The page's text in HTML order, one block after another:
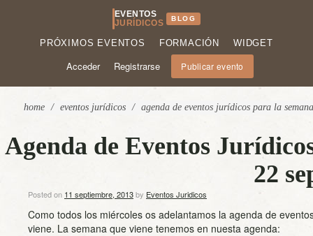
EVENTOS
JURÍDICOS
BLOG
PRÓXIMOS EVENTOS FORMACIÓN WIDGET
Acceder Registrarse Publicar evento
home / eventos jurídicos / agenda de eventos jurídicos para la
Agenda de Eventos
22
Posted on 11 septiembre, 2013by Eventos Juridicos
Como todos los miércoles os adelantamos la agenda de
viene. La semana que viene tenemos en nuesta agenda: